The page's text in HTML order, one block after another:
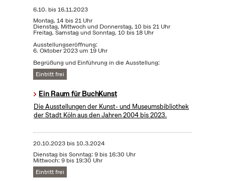
6.10. bis16.11.2023
Montag, 14 bis 21 Uhr
Dienstag, Mittwoch und Donnerstag, 10 bis 21 Uhr
Freitag, Samstag und Sonntag, 10 bis 18 Uhr
Ausstellungseröffnung:
6. Oktober 2023 um 19 Uhr
Begrüßung und Einführung in die Ausstellung:
Eintritt frei
Ein Raum für BuchKunst
Die Ausstellungen der Kunst- und Museumsbibliothek
der Stadt Köln aus den Jahren 2004 bis 2023.
20.10.2023bis10.3.2024
Dienstag bis Sonntag: 9 bis 16:30 Uhr
Mittwoch: 9 bis 19:30 Uhr
Eintritt frei